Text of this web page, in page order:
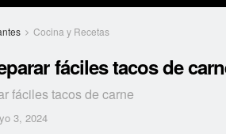
Cocina y Recetas
fáciles tacos de
fáciles tacos de carne
3, 2024